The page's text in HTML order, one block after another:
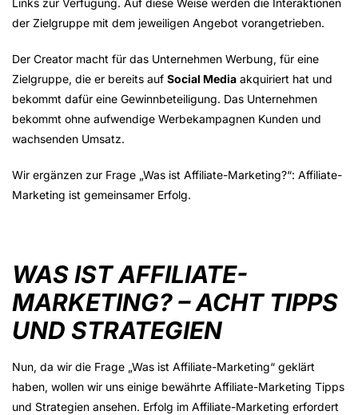
der Zielgruppe mit dem jeweiligen Angebot vorangetrieben.
Der Creator macht für das Unternehmen Werbung, für eine
Zielgruppe, die er bereits auf Social Media akquiriert hat und
bekommt dafür eine Gewinnbeteiligung. Das Unternehmen
bekommt ohne aufwendige Werbekampagnen Kunden und
wachsenden Umsatz.
Wir ergänzen zur Frage „Was ist Affiliate-Marketing?“: Affiliate-
Marketing ist gemeinsamer Erfolg.
WAS IST AFFILIATE-
MARKETING? – ACHT TIPPS
UND STRATEGIEN
Nun, da wir die Frage „Was ist Affiliate-Marketing“ geklärt
haben, wollen wir uns einige bewährte Affiliate-Marketing Tipps
und Strategien ansehen. Erfolg im Affiliate-Marketing erfordert